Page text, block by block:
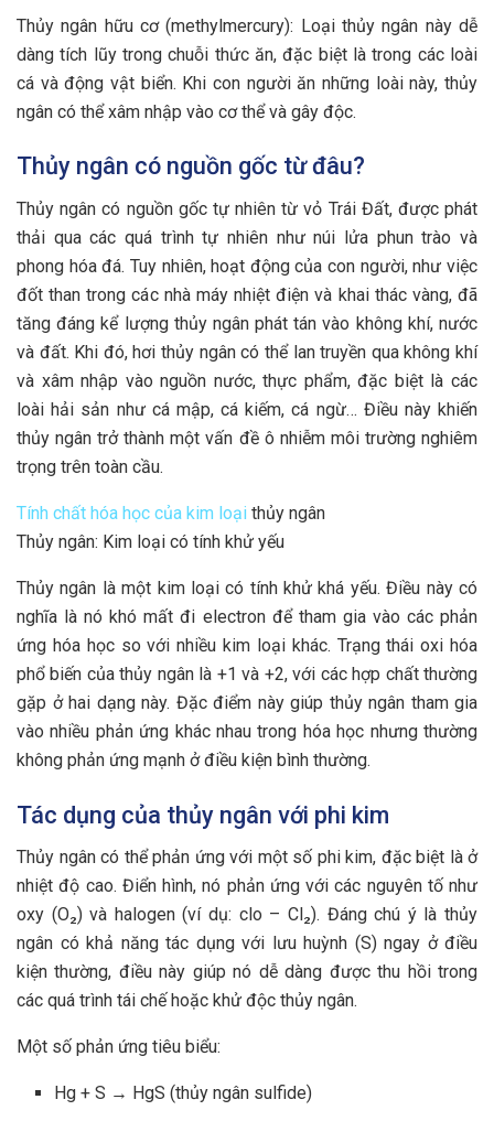
Thủy ngân hữu cơ (methylmercury): Loại thủy ngân này dễ
dàng tích lũy trong chuỗi thức ăn, đặc biệt là trong các loài
cá và động vật biển. Khi con người ăn những loài này, thủy
ngân có thể xâm nhập vào cơ thể và gây độc.
Thủy ngân có nguồn gốc từ đâu?
Thủy ngân có nguồn gốc tự nhiên từ vỏ Trái Đất, được phát
thải qua các quá trình tự nhiên như núi lửa phun trào và
phong hóa đá. Tuy nhiên, hoạt động của con người, như việc
đốt than trong các nhà máy nhiệt điện và khai thác vàng, đã
tăng đáng kể lượng thủy ngân phát tán vào không khí, nước
và đất. Khi đó, hơi thủy ngân có thể lan truyền qua không khí
và xâm nhập vào nguồn nước, thực phẩm, đặc biệt là các
loài hải sản như cá mập, cá kiếm, cá ngừ… Điều này khiến
thủy ngân trở thành một vấn đề ô nhiễm môi trường nghiêm
trọng trên toàn cầu.
Tính chất hóa học của kim loại thủy ngân
Thủy ngân: Kim loại có tính khử yếu
Thủy ngân là một kim loại có tính khử khá yếu. Điều này có
nghĩa là nó khó mất đi electron để tham gia vào các phản
ứng hóa học so với nhiều kim loại khác. Trạng thái oxi hóa
phổ biến của thủy ngân là +1 và +2, với các hợp chất thường
gặp ở hai dạng này. Đặc điểm này giúp thủy ngân tham gia
vào nhiều phản ứng khác nhau trong hóa học nhưng thường
không phản ứng mạnh ở điều kiện bình thường.
Tác dụng của thủy ngân với phi kim
Thủy ngân có thể phản ứng với một số phi kim, đặc biệt là ở
nhiệt độ cao. Điển hình, nó phản ứng với các nguyên tố như
oxy (O₂) và halogen (ví dụ: clo – Cl₂). Đáng chú ý là thủy
ngân có khả năng tác dụng với lưu huỳnh (S) ngay ở điều
kiện thường, điều này giúp nó dễ dàng được thu hồi trong
các quá trình tái chế hoặc khử độc thủy ngân.
Một số phản ứng tiêu biểu:
Hg + S → HgS (thủy ngân sulfide)